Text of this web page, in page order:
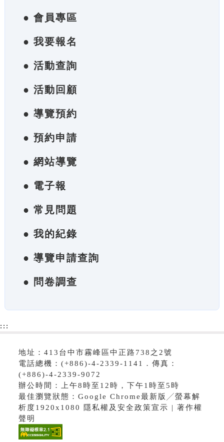
● 會員專區
● 我要報名
● 活動查詢
● 活動回顧
● 導覽預約
● 預約申請
● 網站導覽
● 電子報
● 常見問題
● 我的紀錄
● 導覽申請查詢
● 問卷調查
:::
地址：413台中市霧峰區中正路738之2號
電話總機：(+886)-4-2339-1141．傳真：
(+886)-4-2339-9072
辦公時間：上午8時至12時，下午1時至5時
最佳瀏覽狀態：Google Chrome最新版╱螢幕解
析度1920x1080 隱私權及安全政策宣示 | 著作權
聲明